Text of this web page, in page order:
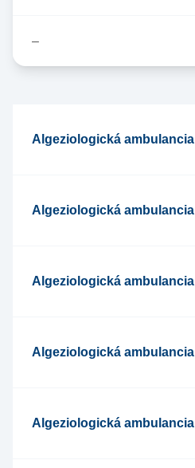
Algeziologická ambulancia
Algeziologická ambulancia
Algeziologická ambulancia
Algeziologická ambulancia
Algeziologická ambulancia